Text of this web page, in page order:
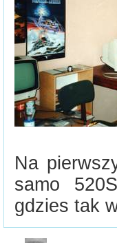
Na
samo
gdzies tak